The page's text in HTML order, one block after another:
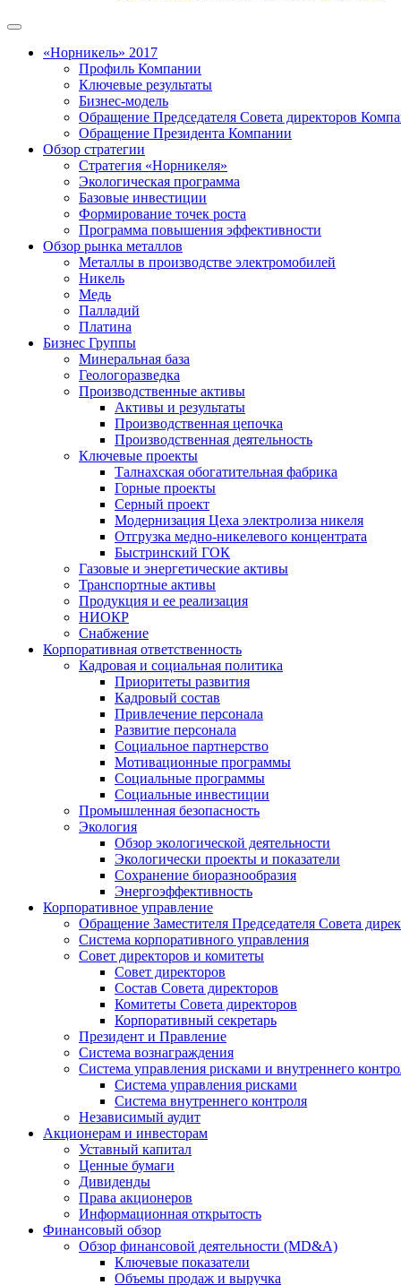
«Норникель» 2017
Профиль Компании
Ключевые результаты
Бизнес-модель
Обращение Председателя Совета директоров
Обращение Президента Компании
Обзор стратегии
Стратегия «Норникеля»
Экологическая программа
Базовые инвестиции
Формирование точек роста
Программа повышения эффективности
Обзор рынка металлов
Металлы в производстве электромобилей
Никель
Медь
Палладий
Платина
Бизнес Группы
Минеральная база
Геологоразведка
Производственные активы
Активы и результаты
Производственная цепочка
Производственная деятельность
Ключевые проекты
Талнахская обогатительная фабрика
Горные проекты
Серный проект
Модернизация Цеха электролиза никеля
Отгрузка медно-никелевого концентрата
Быстринский ГОК
Газовые и энергетические активы
Транспортные активы
Продукция и ее реализация
НИОКР
Снабжение
Корпоративная ответственность
Кадровая и социальная политика
Приоритеты развития
Кадровый состав
Привлечение персонала
Развитие персонала
Социальное партнерство
Мотивационные программы
Социальные программы
Социальные инвестиции
Промышленная безопасность
Экология
Обзор экологической деятельности
Экологически проекты и показатели
Сохранение биоразнообразия
Энергоэффективность
Корпоративное управление
Обращение Заместителя Председателя Совета
Система корпоративного управления
Совет директоров и комитеты
Совет директоров
Состав Совета директоров
Комитеты Совета директоров
Корпоративный секретарь
Президент и Правление
Система вознаграждения
Система управления рисками и внутреннего
Система управления рисками
Система внутреннего контроля
Независимый аудит
Акционерам и инвесторам
Уставный капитал
Ценные бумаги
Дивиденды
Права акционеров
Информационная открытость
Финансовый обзор
Обзор финансовой деятельности (MD&A)
Ключевые показатели
Объемы продаж и выручка